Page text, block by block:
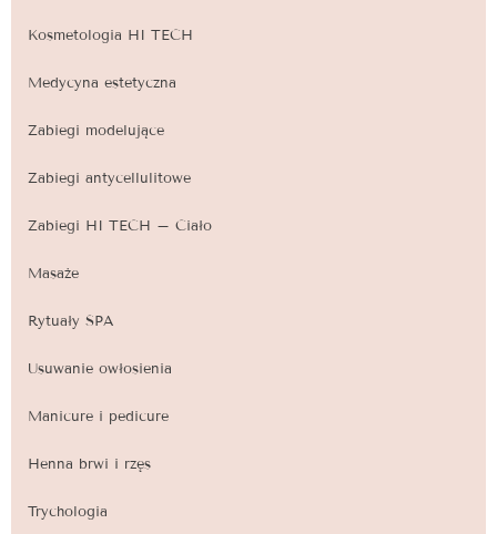
Kosmetologia HI TECH
Medycyna estetyczna
Zabiegi modelujące
Zabiegi antycellulitowe
Zabiegi HI TECH – Ciało
Masaże
Rytuały SPA
Usuwanie owłosienia
Manicure i pedicure
Henna brwi i rzęs
Trychologia